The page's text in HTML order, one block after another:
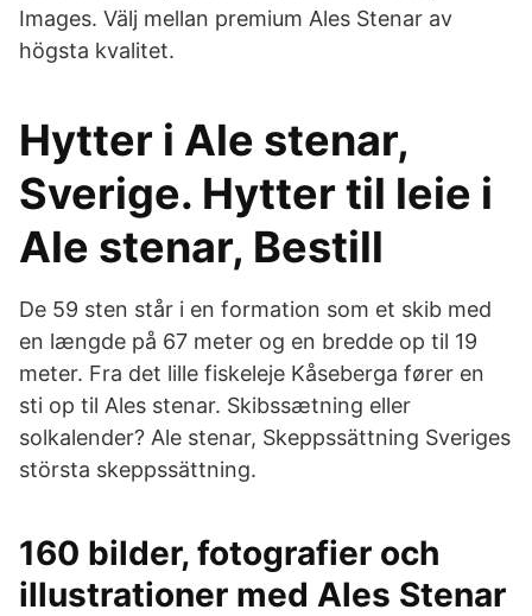
Images. Välj mellan premium Ales Stenar av
högsta kvalitet.
Hytter i Ale stenar,
Sverige. Hytter til leie i
Ale stenar, Bestill
De 59 sten står i en formation som et skib med
en længde på 67 meter og en bredde op til 19
meter. Fra det lille fiskeleje Kåseberga fører en
sti op til Ales stenar. Skibssætning eller
solkalender? Ale stenar, Skeppssättning Sveriges
största skeppssättning.
160 bilder, fotografier och
illustrationer med Ales Stenar